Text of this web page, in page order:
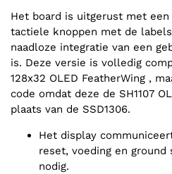
Het board is uitgerust met
tactiele knoppen met de
naadloze integratie van een
is. Deze versie is volledig
128x32 OLED FeatherWing ,
code omdat deze de SH1107
plaats van de SSD1306.
Het display communiceert via I2C en heeft naast
reset, voeding en
nodig.